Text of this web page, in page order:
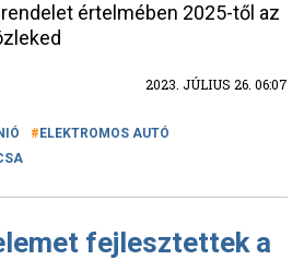
értelmében 2025-től az
2023. JÚLIUS 26. 06:07
ELEKTROMOS AUTÓ
fejlesztettek a